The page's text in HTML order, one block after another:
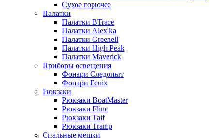
Сухое горючее
Палатки
Палатки BTrace
Палатки Alexika
Палатки Greenell
Палатки High Peak
Палатки Maverick
Приборы освещения
Фонари Следопыт
Фонари Fenix
Рюкзаки
Рюкзаки BoatMaster
Рюкзаки Flinc
Рюкзаки Taif
Рюкзаки Tramp
Спальные мешки